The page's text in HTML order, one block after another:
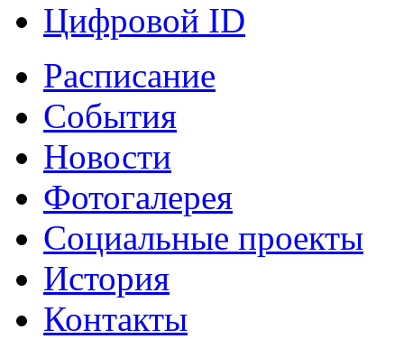
Цифровой ID
Расписание
События
Новости
Фотогалерея
Социальные проекты
История
Контакты